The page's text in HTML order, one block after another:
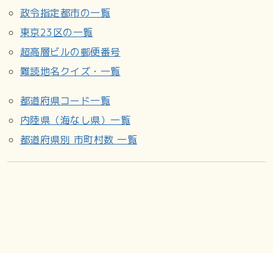
政令指定都市の一覧
東京23区の一覧
超高層ビルの郵便番号
難読地名クイズ・一覧
都道府県コード一覧
内陸県（海なし県）一覧
都道府県別 市町村数 一覧